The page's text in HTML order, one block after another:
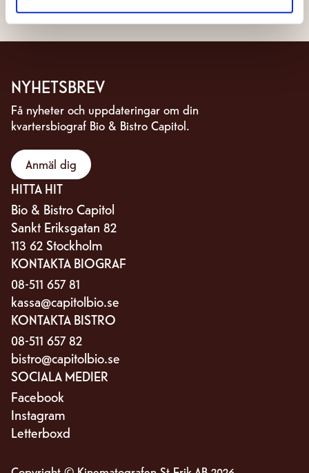
NYHETSBREV
Få nyheter och uppdateringar om din
kvartersbiograf Bio & Bistro Capitol.
Anmäl dig
HITTA HIT
Bio & Bistro Capitol
Sankt Eriksgatan 82
113 62 Stockholm
KONTAKTA BIOGRAF
08-511 657 81
kassa@capitolbio.se
KONTAKTA BISTRO
08-511 657 82
bistro@capitolbio.se
SOCIALA MEDIER
Facebook
Instagram
Letterboxd